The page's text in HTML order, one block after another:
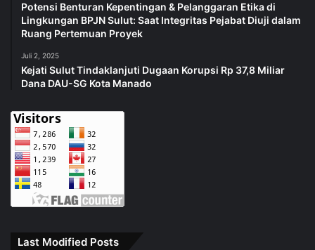
Potensi Benturan Kepentingan & Pelanggaran Etika di
Lingkungan BPJN Sulut: Saat Integritas Pejabat Diuji dalam
Ruang Pertemuan Proyek
Juli 2, 2025
Kejati Sulut Tindaklanjuti Dugaan Korupsi Rp 37,8 Miliar
Dana DAU-SG Kota Manado
Last Modified Posts